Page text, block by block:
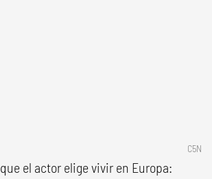
C5N
el actor elige vivir en Europa: